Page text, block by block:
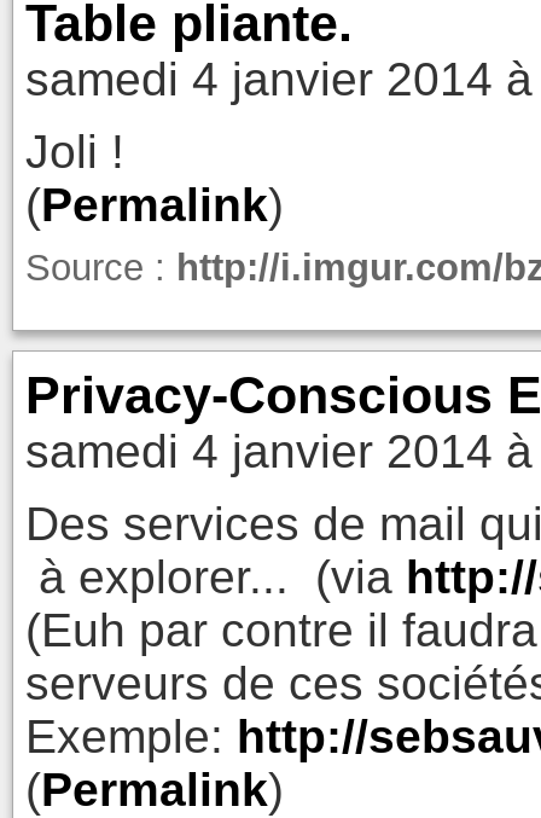
Table pliante.
samedi 4 janvier 2014
Joli !
(Permalink)
Source : http://i.imgur.com/
Privacy-Conscious
samedi 4 janvier 2014
Des services de mail
à explorer... (via
(Euh par contre il
serveurs de ces
Exemple: http://
(Permalink)